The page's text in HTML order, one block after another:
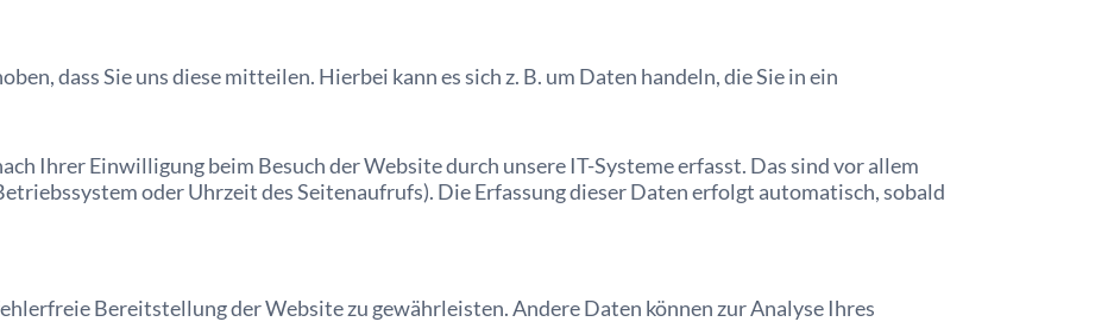
dass Sie uns diese mitteilen. Hierbei kann es sich z. B. um Daten handeln, die Sie in ein
Ihrer Einwilligung beim Besuch der Website durch unsere IT-Systeme erfasst. Das sind vor allem
oder Uhrzeit des Seitenaufrufs). Die Erfassung dieser Daten erfolgt automatisch, sobald
Bereitstellung der Website zu gewährleisten. Andere Daten können zur Analyse Ihres